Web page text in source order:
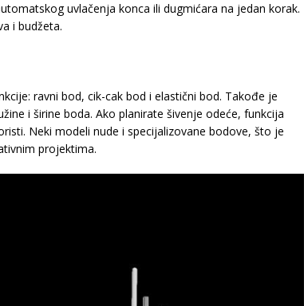
uvlačenja konca ili dugmićara na jedan korak.
i budžeta.
ravni bod, cik-cak bod i elastični bod. Takođe je
i širine boda. Ako planirate šivenje odeće, funkcija
Neki modeli nude i specijalizovane bodove, što je
projektima.